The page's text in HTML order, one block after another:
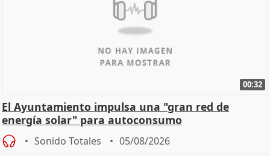
00:32
El Ayuntamiento impulsa una "gran red de
energía solar" para autoconsumo
Sonido Totales 05/08/2026